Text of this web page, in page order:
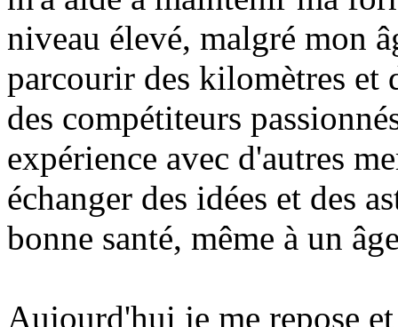
niveau élevé, malgré mon
parcourir des kilomètres et
des compétiteurs
expérience avec d'autres
échanger des idées et des
bonne santé, même à un
Aujourd'hui je me repose